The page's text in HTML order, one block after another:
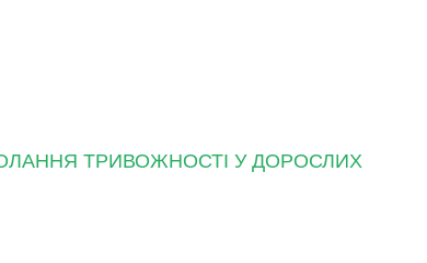
ТРИВОЖНОСТІ У ДОРОСЛИХ